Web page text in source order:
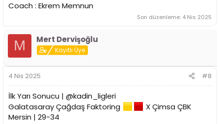
Coach : Ekrem Memnun
Son düzenleme: 4 Nis 2025
M Mert Dervişoğlu
Kayıtlı Üye
4 Nis 2025 #8
İlk Yarı Sonucu | @kadin_ligleri
Galatasaray Çağdaş Faktoring
X Çimsa ÇBK
Mersin | 29-34